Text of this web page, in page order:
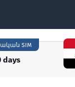
days
SIM